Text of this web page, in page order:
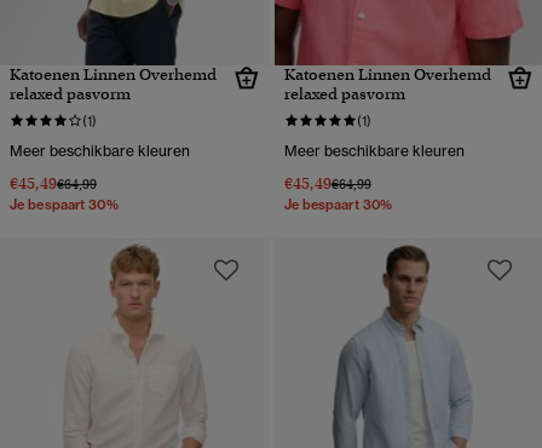
Katoenen Linnen Overhemd
relaxed pasvorm
(1)
Meer beschikbare kleuren
€45,49Prijs verlaagd van
€64,99naar
Je bespaart 30%
Katoenen Linnen Overhemd
relaxed pasvorm
(1)
Meer beschikbare kleuren
€45,49Prijs verlaagd van
€64,99naar
Je bespaart 30%